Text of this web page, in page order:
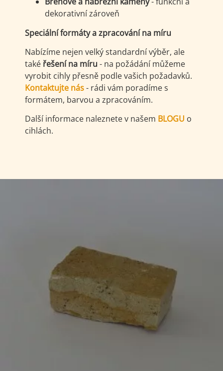
dekorativní zároveň
Speciální formáty a zpracování na míru
Nabízíme nejen velký standardní výběr, ale
také řešení na míru - na požádání můžeme
vyrobit cihly přesně podle vašich požadavků.
Kontaktujte nás- rádi vám poradíme s
formátem, barvou a zpracováním.
Další informace naleznete v našem BLOGU o
cihlách.